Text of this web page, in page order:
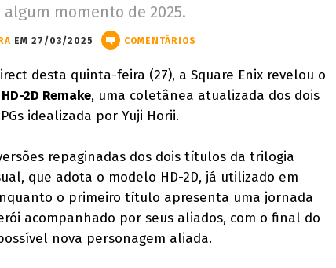
momento de 2025.
EM 27/03/2025 COMENTÁRIOS
desta quinta-feira (27), a Square Enix revelou o
2D Remake, uma coletânea atualizada dos dois
idealizada por Yuji Horii.
repaginadas dos dois títulos da trilogia
que adota o modelo HD-2D, já utilizado em
o primeiro título apresenta uma jornada
acompanhado por seus aliados, com o final do
nova personagem aliada.